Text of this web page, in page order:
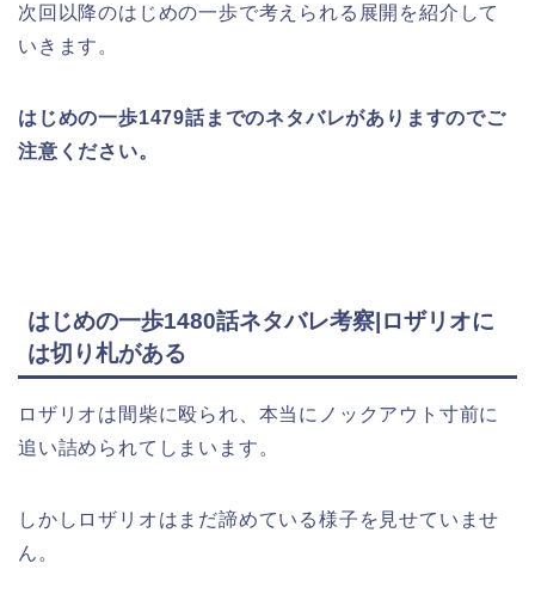
次回以降のはじめの一歩で考えられる展開を紹介して
いきます。
はじめの一歩1479話までのネタバレがありますのでご
注意ください。
はじめの一歩1480話ネタバレ考察|ロザリオに
は切り札がある
ロザリオは間柴に殴られ、本当にノックアウト寸前に
追い詰められてしまいます。
しかしロザリオはまだ諦めている様子を見せていませ
ん。